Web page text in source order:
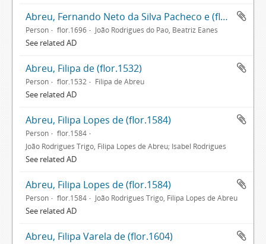
Abreu, Fernando Neto da Silva Pacheco e (flor.1696)
Person flor.1696 João Rodrigues do Pao, Beatriz Eanes
See related AD
Abreu, Filipa de (flor.1532)
Person flor.1532 Filipa de Abreu
See related AD
Abreu, Filipa Lopes de (flor.1584)
Person
flor.1584
João Rodrigues Trigo, Filipa Lopes de Abreu; Isabel Rodrigues
See related AD
Abreu, Filipa Lopes de (flor.1584)
Person flor.1584 João Rodrigues Trigo, Filipa Lopes de Abreu
See related AD
Abreu, Filipa Varela de (flor.1604)